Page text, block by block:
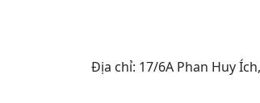
Địa chỉ: 17/6A Phan Huy